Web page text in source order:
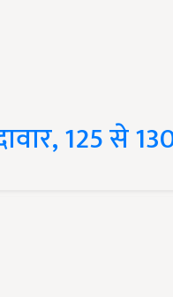
125 से 130